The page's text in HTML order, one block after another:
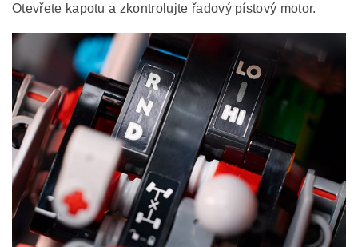
Otevřete kapotu a zkontrolujte řadový pístový motor.